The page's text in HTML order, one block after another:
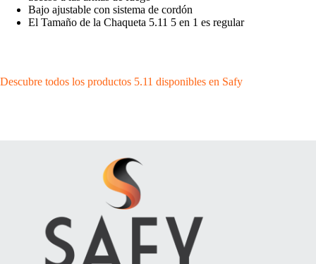
Bajo ajustable con sistema de cordón
El Tamaño de la Chaqueta 5.11 5 en 1 es regular
Descubre todos los productos 5.11 disponibles en Safy